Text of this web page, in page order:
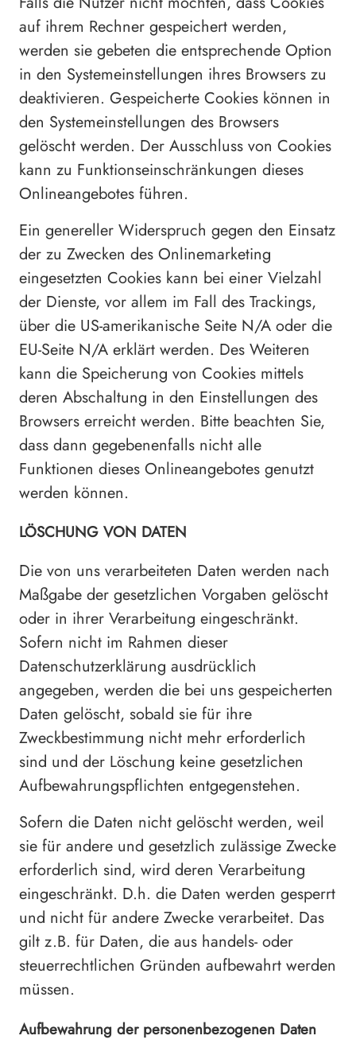
auf ihrem Rechner gespeichert werden,
werden sie gebeten die entsprechende Option
in den Systemeinstellungen ihres Browsers zu
deaktivieren. Gespeicherte Cookies können in
den Systemeinstellungen des Browsers
gelöscht werden. Der Ausschluss von Cookies
kann zu Funktionseinschränkungen dieses
Onlineangebotes führen.
Ein genereller Widerspruch gegen den Einsatz
der zu Zwecken des Onlinemarketing
eingesetzten Cookies kann bei einer Vielzahl
der Dienste, vor allem im Fall des Trackings,
über die US-amerikanische Seite N/A oder die
EU-Seite N/A erklärt werden. Des Weiteren
kann die Speicherung von Cookies mittels
deren Abschaltung in den Einstellungen des
Browsers erreicht werden. Bitte beachten Sie,
dass dann gegebenenfalls nicht alle
Funktionen dieses Onlineangebotes genutzt
werden können.
LÖSCHUNG VON DATEN
Die von uns verarbeiteten Daten werden nach
Maßgabe der gesetzlichen Vorgaben gelöscht
oder in ihrer Verarbeitung eingeschränkt.
Sofern nicht im Rahmen dieser
Datenschutzerklärung ausdrücklich
angegeben, werden die bei uns gespeicherten
Daten gelöscht, sobald sie für ihre
Zweckbestimmung nicht mehr erforderlich
sind und der Löschung keine gesetzlichen
Aufbewahrungspflichten entgegenstehen.
Sofern die Daten nicht gelöscht werden, weil
sie für andere und gesetzlich zulässige Zwecke
erforderlich sind, wird deren Verarbeitung
eingeschränkt. D.h. die Daten werden gesperrt
und nicht für andere Zwecke verarbeitet. Das
gilt z.B. für Daten, die aus handels- oder
steuerrechtlichen Gründen aufbewahrt werden
müssen.
Aufbewahrung der personenbezogenen Daten